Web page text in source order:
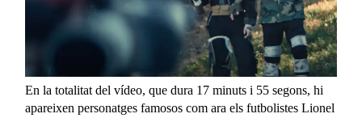
En la totalitat del vídeo, que dura 17 minuts i 55 segons, hi
apareixen personatges famosos com ara els futbolistes Lionel